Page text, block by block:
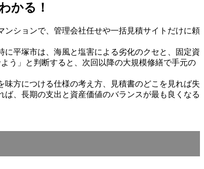
かる！
ションで、管理会社任せや一括見積サイトだけに頼
平塚市は、海風と塩害による劣化のクセと、固定資
う」と判断すると、次回以降の大規模修繕で手元の
方につける仕様の考え方、見積書のどこを見れば失
、長期の支出と資産価値のバランスが最も良くなる